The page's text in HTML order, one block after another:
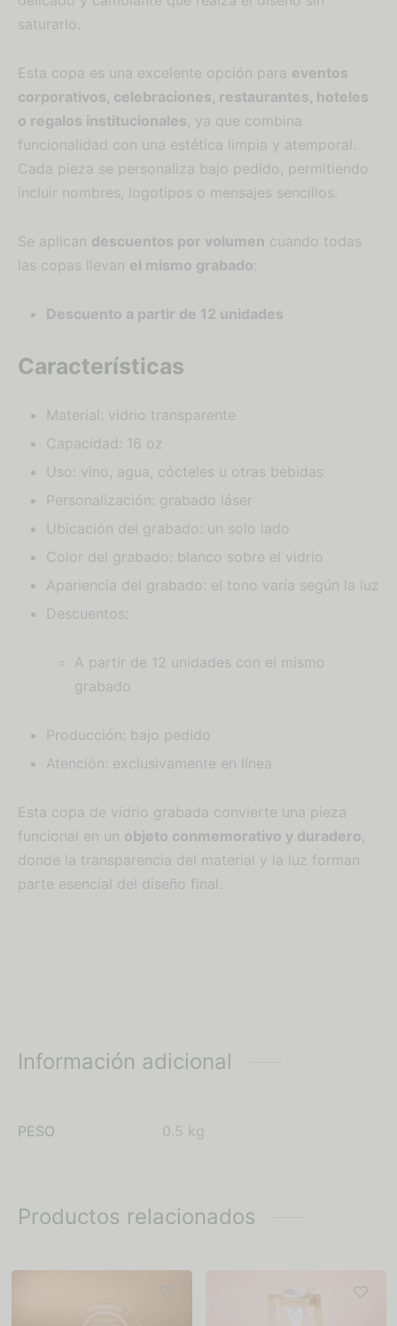
saturarlo.
Esta copa es una excelente opción para eventos
corporativos, celebraciones, restaurantes, hoteles
o regalos institucionales, ya que combina
funcionalidad con una estética limpia y atemporal.
Cada pieza se personaliza bajo pedido, permitiendo
incluir nombres, logotipos o mensajes sencillos.
Se aplican descuentos por volumen cuando todas
las copas llevan el mismo grabado:
Descuento a partir de 12 unidades
Características
Material: vidrio transparente
Capacidad: 16 oz
Uso: vino, agua, cócteles u otras bebidas
Personalización: grabado láser
Ubicación del grabado: un solo lado
Color del grabado: blanco sobre el vidrio
Apariencia del grabado: el tono varía según la luz
Descuentos:
A partir de 12 unidades con el mismo
grabado
Producción: bajo pedido
Atención: exclusivamente en línea
Esta copa de vidrio grabada convierte una pieza
funcional en un objeto conmemorativo y duradero,
donde la transparencia del material y la luz forman
parte esencial del diseño final.
Información adicional
PESO 0.5 kg
Productos relacionados